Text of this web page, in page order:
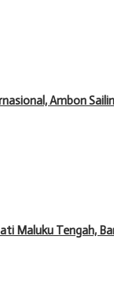
Ambon
Maluku Tengah,